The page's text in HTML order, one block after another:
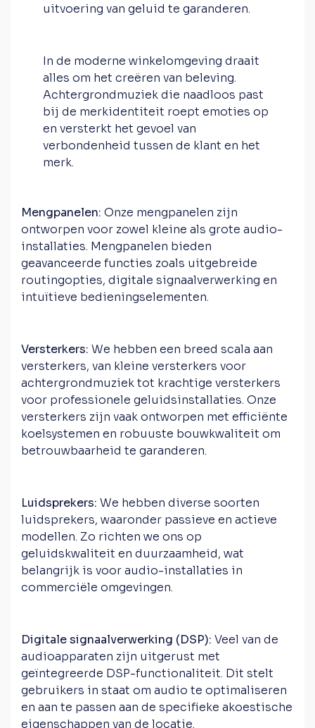
uitvoering van geluid te garanderen.
In de moderne winkelomgeving draait
alles om het creëren van beleving.
Achtergrondmuziek die naadloos past
bij de merkidentiteit roept emoties op
en versterkt het gevoel van
verbondenheid tussen de klant en het
merk.
Mengpanelen: Onze mengpanelen zijn
ontworpen voor zowel kleine als grote audio-
installaties. Mengpanelen bieden
geavanceerde functies zoals uitgebreide
routingopties, digitale signaalverwerking en
intuïtieve bedieningselementen.
Versterkers: We hebben een breed scala aan
versterkers, van kleine versterkers voor
achtergrondmuziek tot krachtige versterkers
voor professionele geluidsinstallaties. Onze
versterkers zijn vaak ontworpen met efficiënte
koelsystemen en robuuste bouwkwaliteit om
betrouwbaarheid te garanderen.
Luidsprekers: We hebben diverse soorten
luidsprekers, waaronder passieve en actieve
modellen. Zo richten we ons op
geluidskwaliteit en duurzaamheid, wat
belangrijk is voor audio-installaties in
commerciële omgevingen.
Digitale signaalverwerking (DSP): Veel van de
audioapparaten zijn uitgerust met
geïntegreerde DSP-functionaliteit. Dit stelt
gebruikers in staat om audio te optimaliseren
en aan te passen aan de specifieke akoestische
eigenschappen van de locatie.